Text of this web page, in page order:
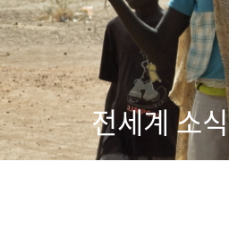
전세계 소식